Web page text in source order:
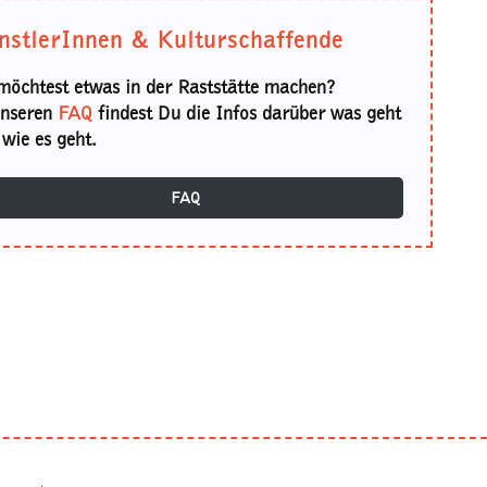
& Kulturschaffende
etwas in der Raststätte machen?
FAQ findest Du die Infos darüber was geht
es geht.
FAQ